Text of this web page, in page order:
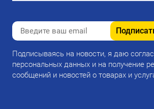
Подписываясь на новости, я даю
персональных данных и на получение
сообщений и новостей о товарах и